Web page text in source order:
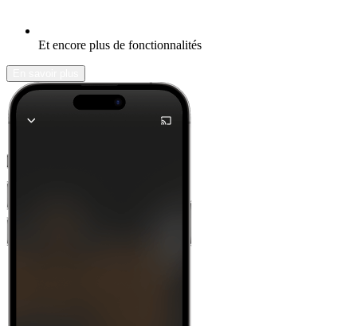
Et encore plus de fonctionnalités